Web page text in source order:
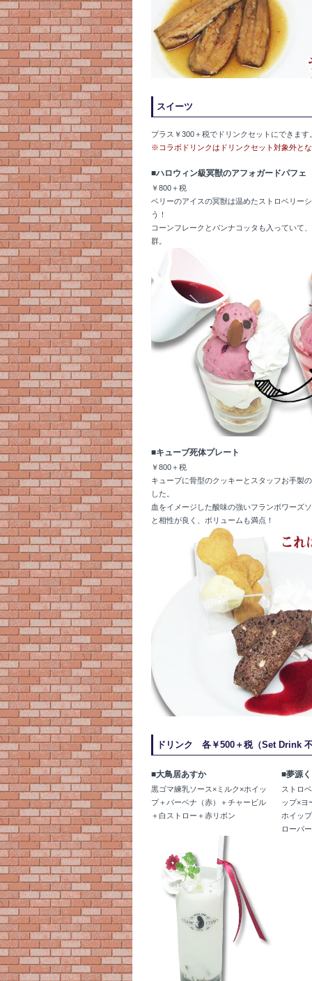
スイーツ
プラス￥300＋税でドリンクセットにできます
※コラボドリンクはドリンクセット対象外と
■ハロウィン級冥獣のアフォガードパフェ
￥800＋税
ベリーのアイスの冥獣は温めたストロベリー
う！
コーンフレークとパンナコッタも入っていて
群。
■キューブ死体プレート
￥800＋税
キューブに骨型のクッキーとスタッフお手製
した。
血をイメージした酸味の強いフランボワーズ
と相性が良く、ボリュームも満点！
ドリンク 各￥500＋税（Set Drink
■大鳥居あすか
黒ゴマ練乳ソース×ミルク×ホイッ
プ＋バーベナ（赤）＋チャービル
＋白ストロー＋赤リボン
■夢源
ストロ
ップ×ヨ
ホイッ
ローバ